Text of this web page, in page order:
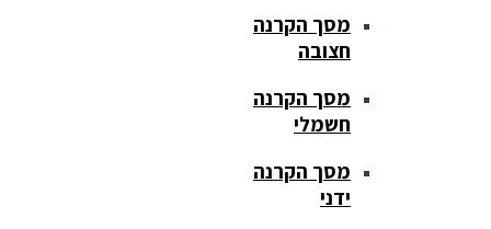
מסך הקרנה
חצובה
מסך הקרנה
חשמלי
מסך הקרנה
ידני